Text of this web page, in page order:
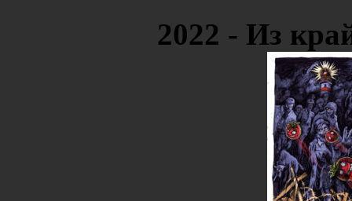
2022 - Из